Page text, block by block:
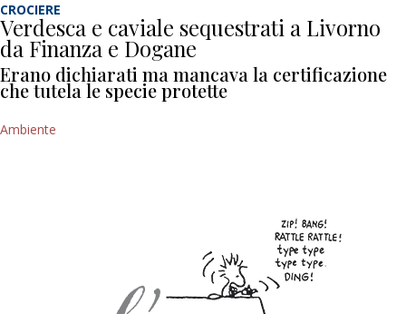
CROCIERE
Verdesca e caviale sequestrati a Livorno
da Finanza e Dogane
Erano dichiarati ma mancava la certificazione
che tutela le specie protette
Ambiente